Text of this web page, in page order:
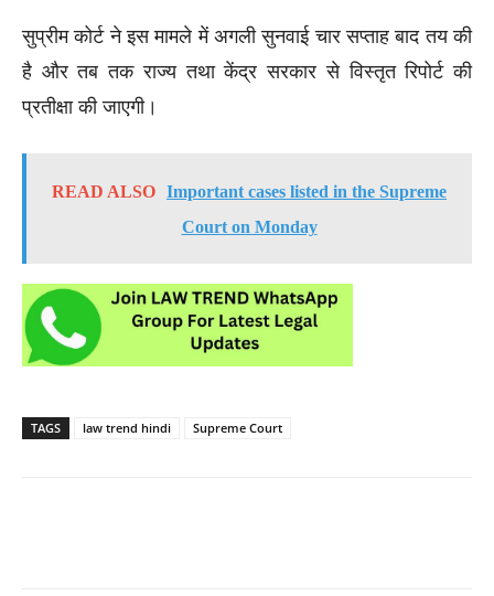
सुप्रीम कोर्ट ने इस मामले में अगली सुनवाई चार सप्ताह बाद तय की
है और तब तक राज्य तथा केंद्र सरकार से विस्तृत रिपोर्ट की
प्रतीक्षा की जाएगी।
READ ALSO Important cases listed in the Supreme
Court on Monday
TAGS law trend hindi Supreme Court